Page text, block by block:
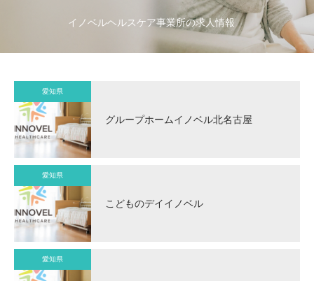
イノベルヘルスケア事業所の求人情報
愛知県
グループホームイノベル北名古屋
愛知県
こどものデイイノベル
愛知県